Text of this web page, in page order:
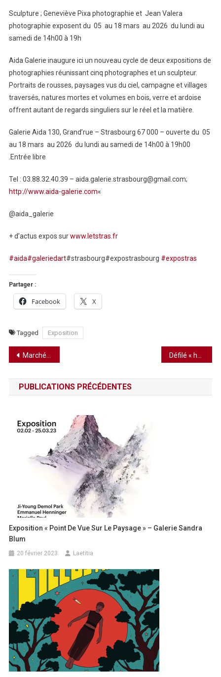
Sculpture ; Geneviève Pixa photographie et Jean Valera
photographie exposent du 05 au 18 mars au 2026 du lundi au
samedi de 14h00 à 19h
Aida Galerie inaugure ici un nouveau cycle de deux expositions de
photographies réunissant cinq photographes et un sculpteur.
Portraits de rousses, paysages vus du ciel, campagne et villages
traversés, natures mortes et volumes en bois, verre et ardoise
offrent autant de regards singuliers sur le réel et la matière.
Galerie Aida 130, Grand’rue – Strasbourg 67 000 – ouverte du 05
au 18 mars au 2026 du lundi au samedi de 14h00 à 19h00
.Entrée libre
Tel : 03.88.32.40.39 – aida.galerie.strasbourg@gmail.com;
http://www.aida-galerie.com«
@aida_galerie
+ d’actus expos surwww.letstras.fr
#aida#galeriedart#strasbourg#expostrasbourg #expostras
Partager :
Facebook X
Tagged Exposition
Navigation
de
l’article
Marché des créateurs
PUBLICATIONS PRÉCÉDENTES
Exposition « Point De Vue Sur Le Paysage » – Galerie Sandra
Blum
20 février 2023 Laetitia